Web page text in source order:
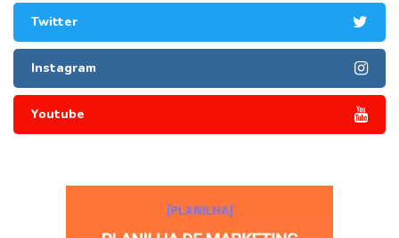
Twitter
Instagram
Youtube